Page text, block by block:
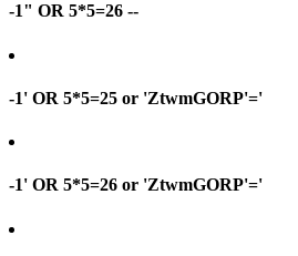
-1" OR 5*5=26 --
-1' OR 5*5=25 or 'ZtwmGORP'='
-1' OR 5*5=26 or 'ZtwmGORP'='